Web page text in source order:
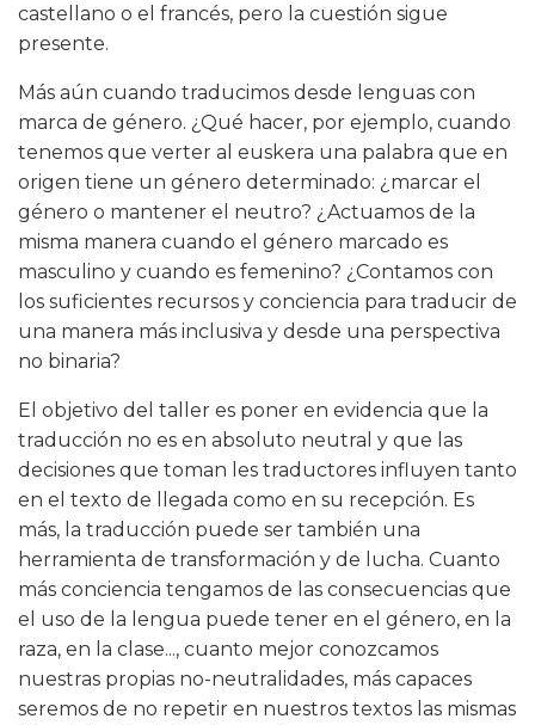
castellano o el francés, pero la cuestión sigue
presente.
Más aún cuando traducimos desde lenguas con
marca de género. ¿Qué hacer, por ejemplo, cuando
tenemos que verter al euskera una palabra que en
origen tiene un género determinado: ¿marcar el
género o mantener el neutro? ¿Actuamos de la
misma manera cuando el género marcado es
masculino y cuando es femenino? ¿Contamos con
los suficientes recursos y conciencia para traducir de
una manera más inclusiva y desde una perspectiva
no binaria?
El objetivo del taller es poner en evidencia que la
traducción no es en absoluto neutral y que las
decisiones que toman les traductores influyen tanto
en el texto de llegada como en su recepción. Es
más, la traducción puede ser también una
herramienta de transformación y de lucha. Cuanto
más conciencia tengamos de las consecuencias que
el uso de la lengua puede tener en el género, en la
raza, en la clase..., cuanto mejor conozcamos
nuestras propias no-neutralidades, más capaces
seremos de no repetir en nuestros textos las mismas